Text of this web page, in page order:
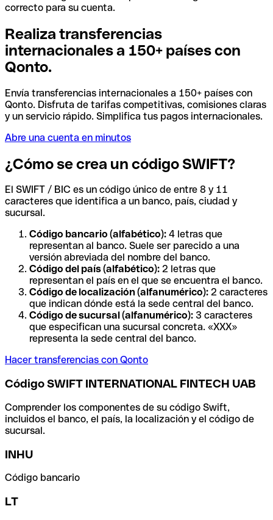
correcto para su cuenta.
Realiza transferencias
internacionales a 150+ países con
Qonto.
Envía transferencias internacionales a 150+ países con
Qonto. Disfruta de tarifas competitivas, comisiones claras
y un servicio rápido. Simplifica tus pagos internacionales.
Abre una cuenta en minutos
¿Cómo se crea un código SWIFT?
El SWIFT / BIC es un código único de entre 8 y 11
caracteres que identifica a un banco, país, ciudad y
sucursal.
Código bancario (alfabético): 4 letras que
representan al banco. Suele ser parecido a una
versión abreviada del nombre del banco.
Código del país (alfabético): 2 letras que
representan el país en el que se encuentra el banco.
Código de localización (alfanumérico): 2 caracteres
que indican dónde está la sede central del banco.
Código de sucursal (alfanumérico): 3 caracteres
que especifican una sucursal concreta. «XXX»
representa la sede central del banco.
Hacer transferencias con Qonto
Código SWIFT INTERNATIONAL FINTECH UAB
Comprender los componentes de su código Swift,
incluidos el banco, el país, la localización y el código de
sucursal.
INHU
Código bancario
LT